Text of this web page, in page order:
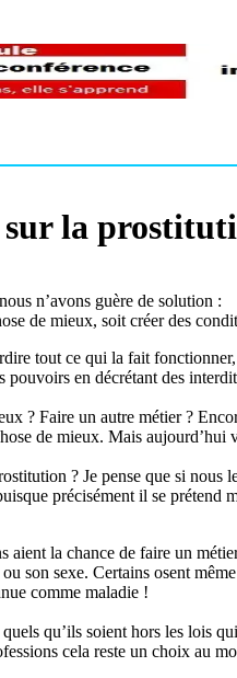
sur la
n’avons guère de solution :
de mieux, soit créer des
tout ce qui la fait
en décrétant des
? Faire un autre métier ?
de mieux. Mais
? Je pense que si nous
précisément il se prétend
aient la chance de faire un
son sexe. Certains osent
comme maladie !
qu’ils soient hors les lois
cela reste un choix au